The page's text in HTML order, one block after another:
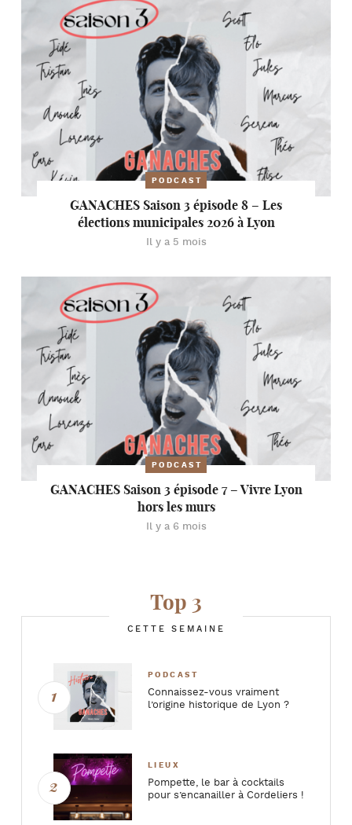
PODCAST
GANACHES Saison 3 épisode 8 – Les
élections municipales 2026 à Lyon
Il y a 5 mois
PODCAST
GANACHES Saison 3 épisode 7 – Vivre Lyon
hors les murs
Il y a 6 mois
Top 3
CETTE SEMAINE
PODCAST
Connaissez-vous vraiment
l’origine historique de Lyon ?
LIEUX
Pompette, le bar à cocktails
pour s’encanailler à Cordeliers !